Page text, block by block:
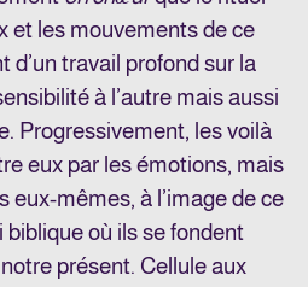
et les mouvements de ce
d’un travail profond sur la
à l’autre mais aussi
Progressivement, les voilà
eux par les émotions, mais
eux-mêmes, à l’image de ce
où ils se fondent
présent. Cellule aux